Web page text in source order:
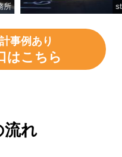
studio
事例あり
はこちら
流れ